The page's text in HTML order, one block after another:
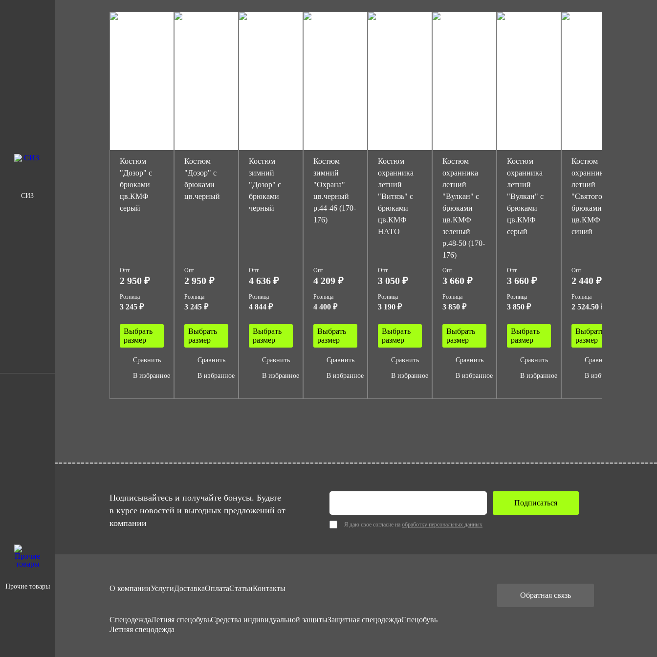
СИЗ
Прочие товары
Костюм
"Дозор" с
брюками
цв.КМФ
серый
Опт
2 950 ₽
Розница
3 245 ₽
Выбрать
размер
Сравнить
В избранное
Костюм
"Дозор" с
брюками
цв.черный
Опт
2 950 ₽
Розница
3 245 ₽
Выбрать
размер
Сравнить
В избранное
Костюм
зимний
"Дозор" с
брюками
черный
Опт
4 636 ₽
Розница
4 844 ₽
Выбрать
размер
Сравнить
В избранное
Костюм
зимний
"Охрана"
цв.черный
р.44-46 (170-
176)
Опт
4 209 ₽
Розница
4 400 ₽
Выбрать
размер
Сравнить
В избранное
Костюм
охранника
летний
"Витязь" с
брюками
цв.КМФ
НАТО
Опт
3 050 ₽
Розница
3 190 ₽
Выбрать
размер
Сравнить
В избранное
Костюм
охранника
летний
"Вулкан" с
брюками
цв.КМФ
зеленый
р.48-50 (170-
176)
Опт
3 660 ₽
Розница
3 850 ₽
Выбрать
размер
Сравнить
В избранное
Костюм
охранника
летний
"Вулкан" с
брюками
цв.КМФ
серый
Опт
3 660 ₽
Розница
3 850 ₽
Выбрать
размер
Сравнить
В избранное
Костюм
охранника
летний
"Святогор" с
брюками
цв.КМФ
синий
Опт
2 440 ₽
Розница
2 524.50 ₽
Выбрать
размер
Сравнить
В избранное
Подписывайтесь и получайте бонусы. Будьте
в курсе новостей и выгодных предложений от
компании
Я даю свое согласие на обработку персональных данных
Подписаться
О компанииУслугиДоставкаОплатаСтатьиКонтакты
CпецодеждаЛетняя спецобувьСредства индивидуальной защитыЗащитная спецодеждаСпецобувь
Летняя спецодежда
Обратная связь